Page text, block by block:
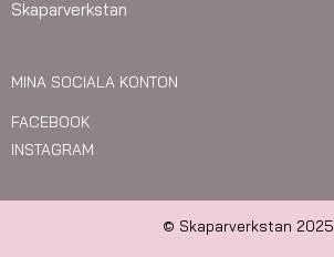
Skaparverkstan
MINA SOCIALA KONTON
FACEBOOK
INSTAGRAM
© Skaparverkstan 2025